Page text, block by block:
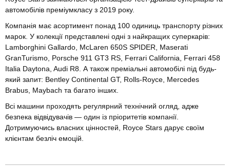
автомобілів преміумкласу з 2019 року.
Компанія має асортимент понад 100 одиниць транспорту різних
марок. У колекції представлені одні з найкращих суперкарів:
Lamborghini Gallardo, McLaren 650S SPIDER, Maserati
GranTurismo, Porsche 911 GT3 RS, Ferrari California, Ferrari 458
Italia Daytona, Audi R8. А також преміальні автомобілі під будь-
який запит: Bentley Continental GT, Rolls-Royce, Mercedes
Brabus, Maybach та багато інших.
Всі машини проходять регулярний технічний огляд, адже
безпека відвідувачів — один із пріоритетів компанії.
Дотримуючись власних цінностей, Royce Stars дарує своїм
клієнтам безліч емоцій.